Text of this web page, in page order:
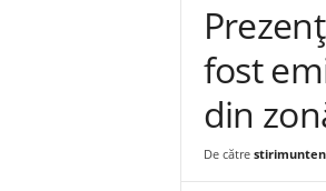
fost
din
De către